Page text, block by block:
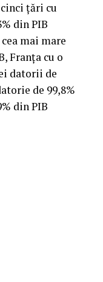
ţări cu
din PIB
mai mare
Franţa cu o
datorii de
de 99,8%
din PIB